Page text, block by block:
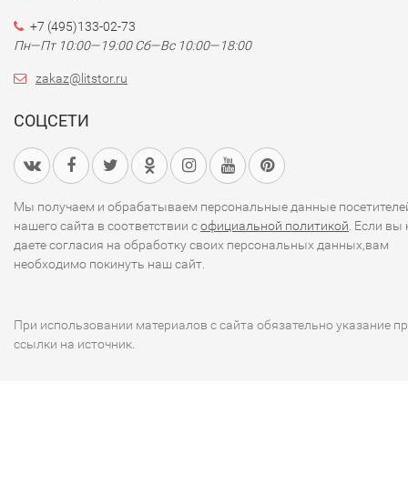
+7 (495)133-02-73
Пн—Пт 10:00—19:00 Сб—Вс 10:00—18:00
zakaz@litstor.ru
СОЦСЕТИ
Мы получаем и обрабатываем персональные данные
нашего сайта в соответствии софициальной политикой. Если вы
даете согласия на обработку своих персональных данных,вам
необходимо покинуть наш сайт.
При использовании материалов с сайта обязательно указание
ссылки на источник.